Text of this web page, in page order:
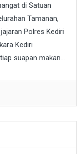
di Satuan
Tamanan,
Polres Kediri
Kediri
suapan makan...